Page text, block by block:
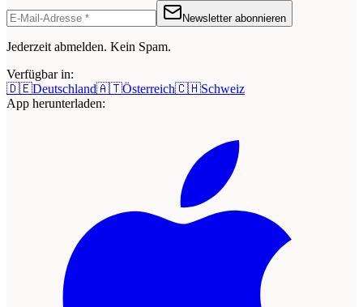
Newsletter abonnieren
Jederzeit abmelden. Kein Spam.
Verfügbar in:
🇩🇪Deutschland🇦🇹Österreich🇨🇭Schweiz
App herunterladen: